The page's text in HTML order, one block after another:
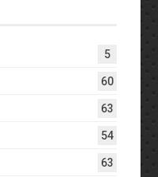
5
60
63
54
63